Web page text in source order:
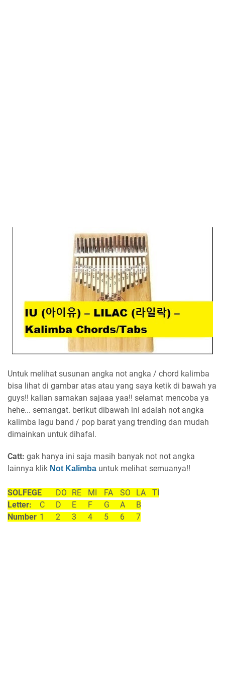
Untuk melihat susunan angka not angka / chord kalimba
bisa lihat di gambar atas atau yang saya ketik di bawah ya
guys!! kalian samakan sajaaa yaa!! selamat mencoba ya
hehe... semangat. berikut dibawah ini adalah not angka
kalimba lagu band / pop barat yang trending dan mudah
dimainkan untuk dihafal.
Catt: gak hanya ini saja masih banyak not not angka
lainnya klik Not Kalimba untuk melihat semuanya!!
SOLFEGE DO RE MI FA SO LA
TI
Letter:
C D E F G A
B
Number 1 2 3 4 5 6 7